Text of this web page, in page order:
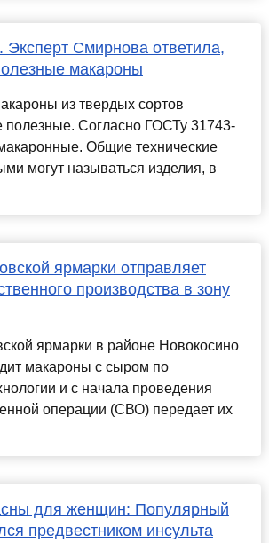
Эксперт Смирнова ответила,
макароны
из твердых сортов
Согласно ГОСТу 31743-
Общие технические
могут называться изделия, в
ярмарки отправляет
производства в зону
ярмарки в районе Новокосино
макароны с сыром по
и с начала проведения
операции (СВО) передает их
для женщин: Популярный
предвестником инсульта